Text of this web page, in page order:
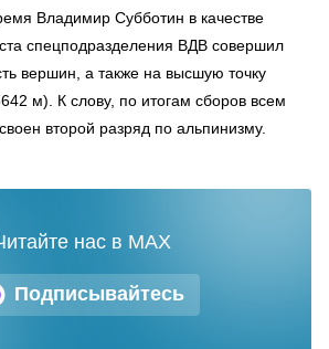
Владимир Субботин в качестве
спецподразделения ВДВ совершил
вершин, а также на высшую точку
м). К слову, по итогам сборов всем
второй разряд по альпинизму.
Подписывайтесь
нас в MAX